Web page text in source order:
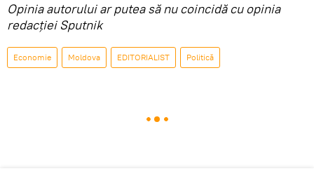
Opinia autorului ar putea să nu coincidă cu opinia
redacției Sputnik
Economie Moldova EDITORIALIST Politică